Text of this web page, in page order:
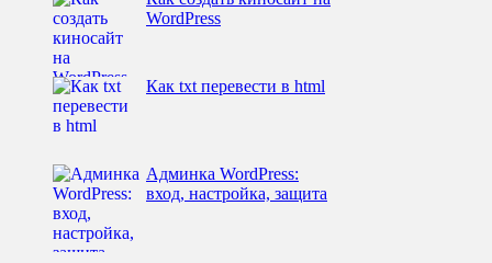
WordPress
Как txt перевести в html
Админка WordPress:
вход, настройка, защита